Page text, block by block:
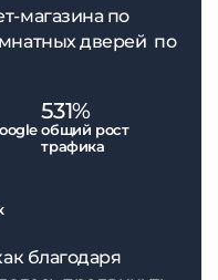
магазина по
дверей по
531%
общий рост
трафика
благодаря